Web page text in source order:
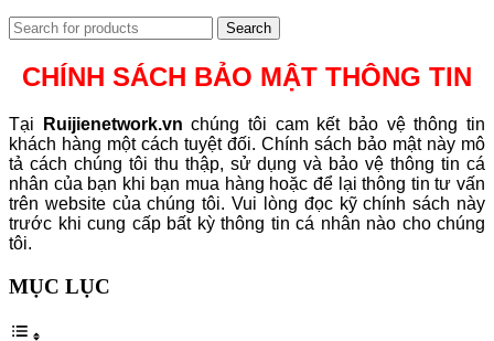
Search
CHÍNH SÁCH BẢO MẬT THÔNG TIN
Tại Ruijienetwork.vnchúng tôi cam kết bảo vệ thông tin
khách hàng một cách tuyệt đối. Chính sách bảo mật này mô
tả cách chúng tôi thu thập, sử dụng và bảo vệ thông tin cá
nhân của bạn khi bạn mua hàng hoặc để lại thông tin tư vấn
trên website của chúng tôi. Vui lòng đọc kỹ chính sách này
trước khi cung cấp bất kỳ thông tin cá nhân nào cho chúng
tôi.
MỤC LỤC